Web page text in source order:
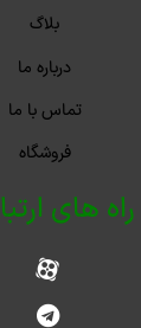
درباره ما
تماس با ما
فروشگاه
های ارتباطی